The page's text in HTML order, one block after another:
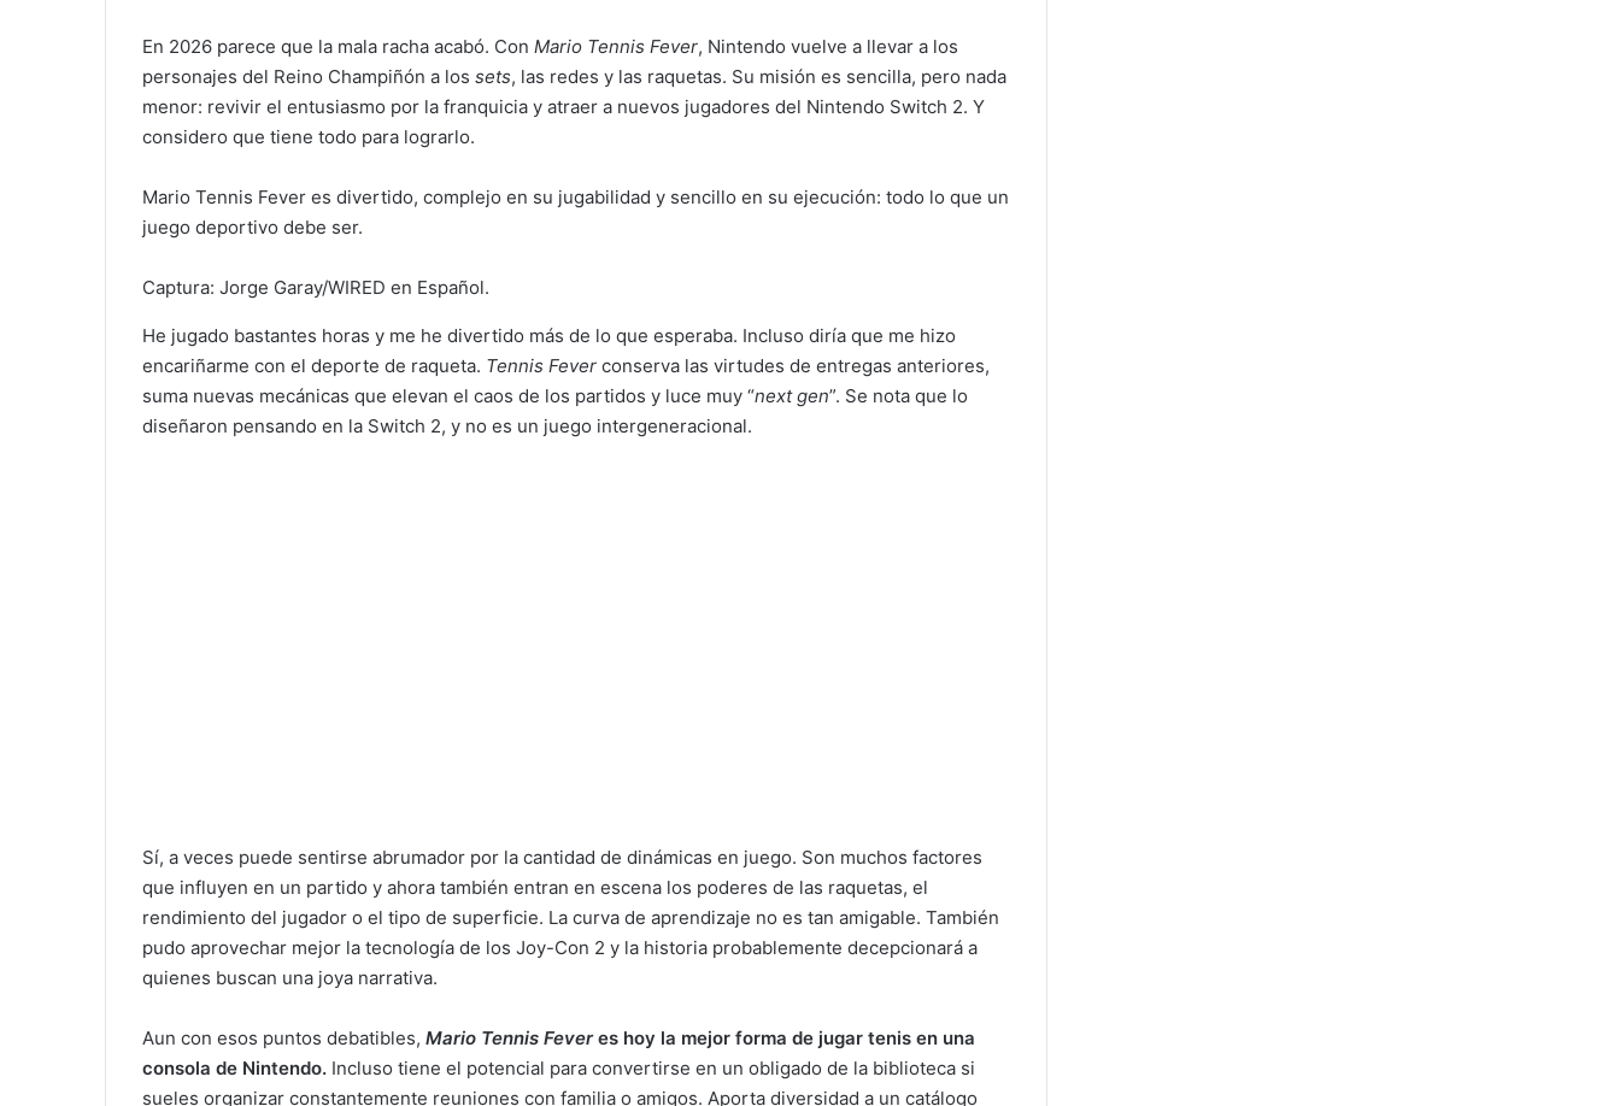
En 2026 parece que la mala racha acabó. Con Mario Tennis Fever, Nintendo vuelve a llevar a los
personajes del Reino Champiñón a los sets, las redes y las raquetas. Su misión es sencilla, pero nada
menor: revivir el entusiasmo por la franquicia y atraer a nuevos jugadores del Nintendo Switch 2. Y
considero que tiene todo para lograrlo.
Mario Tennis Fever es divertido, complejo en su jugabilidad y sencillo en su ejecución: todo lo que un
juego deportivo debe ser.
Captura: Jorge Garay/WIRED en Español.
He jugado bastantes horas y me he divertido más de lo que esperaba. Incluso diría que me hizo
encariñarme con el deporte de raqueta. Tennis Fever conserva las virtudes de entregas anteriores,
suma nuevas mecánicas que elevan el caos de los partidos y luce muy “next gen”. Se nota que lo
diseñaron pensando en la Switch 2, y no es un juego intergeneracional.
Sí, a veces puede sentirse abrumador por la cantidad de dinámicas en juego. Son muchos factores
que influyen en un partido y ahora también entran en escena los poderes de las raquetas, el
rendimiento del jugador o el tipo de superficie. La curva de aprendizaje no es tan amigable. También
pudo aprovechar mejor la tecnología de los Joy-Con 2 y la historia probablemente decepcionará a
quienes buscan una joya narrativa.
Aun con esos puntos debatibles, Mario Tennis Feveres hoy la mejor forma de jugar tenis en una
consola de Nintendo. Incluso tiene el potencial para convertirse en un obligado de la biblioteca si
sueles organizar constantemente reuniones con familia o amigos. Aporta diversidad a un catálogo